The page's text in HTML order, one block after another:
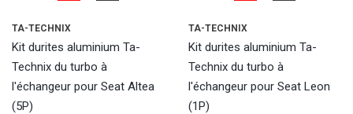
TA-TECHNIX
Kit durites aluminium Ta-
Technix du turbo à
l'échangeur pour Seat Altea
(5P)
TA-TECHNIX
Kit durites aluminium Ta-
Technix du turbo à
l'échangeur pour Seat Leon
(1P)